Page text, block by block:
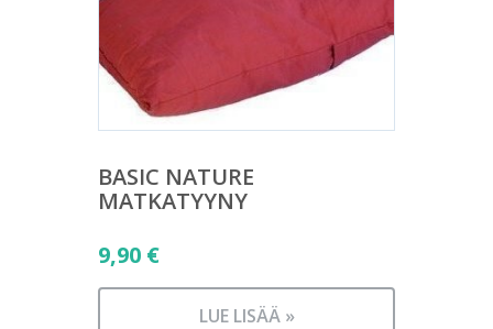
BASIC NATURE
MATKATYYNY
9,90 €
LUE LISÄÄ »